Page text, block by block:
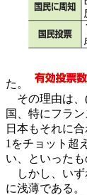
た。
その理由は、
国、特にフラ
日本もそれに
1をチョット超
い、といったも
しかし、いず
に浅薄である。